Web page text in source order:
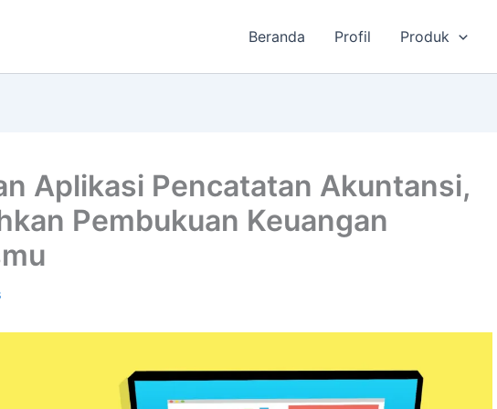
Beranda Profil Produk
Aplikasi Pencatatan Akuntansi,
Pembukuan Keuangan